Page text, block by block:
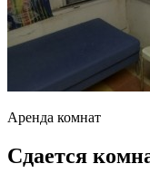
Аренда комнат
Сдается